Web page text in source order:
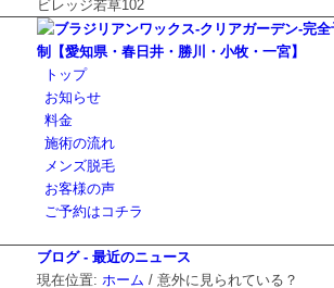
ビレッジ若草102
トップ
お知らせ
料金
施術の流れ
メンズ脱毛
お客様の声
ご予約はコチラ
ブログ - 最近のニュース
現在位置: ホーム / 意外に見られている？